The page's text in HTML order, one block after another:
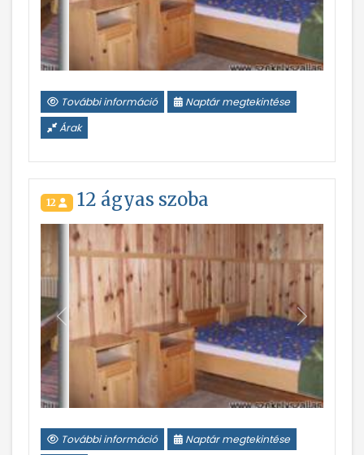
További információ
Naptár megtekintése
Árak
12 12 ágyas szoba
Vissza
További információ
Naptár megtekintése